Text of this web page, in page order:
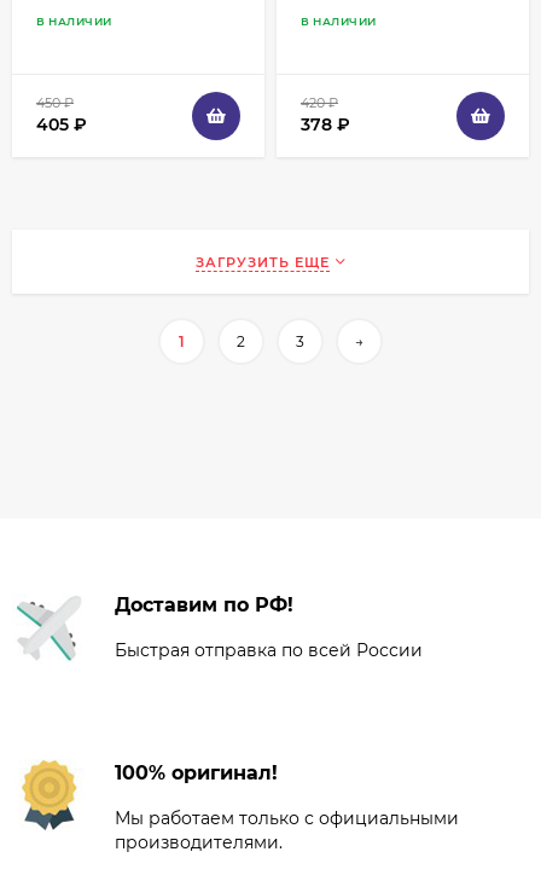
В НАЛИЧИИ
450₽
405 ₽
имитация белки
В НАЛИЧИИ
420₽
378 ₽
ЗАГРУЗИТЬ ЕЩЕ
1 2 3 →
Доставим по РФ!
Быстрая отправка по всей России
100% оригинал!
Мы работаем только с официальными
производителями.